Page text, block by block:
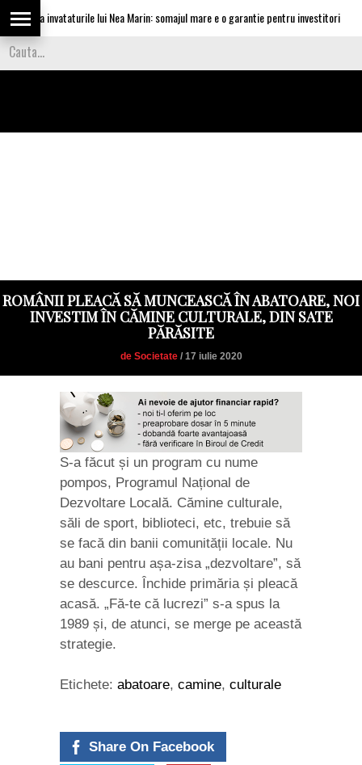
aplica invataturile lui Nea Marin: somajul mare e o garantie pentru investitori
ROMÂNII PLEACĂ SĂ MUNCEASCĂ ÎN ABATOARE, NOI
INVESTIM ÎN CĂMINE CULTURALE, DIN SATE
PĂRĂSITE
de Societate/ 17 iulie 2020
S-a făcut și un program cu nume
pompos, Programul Național de
Dezvoltare Locală. Cămine culturale,
săli de sport, biblioteci, etc, trebuie să
se facă din banii comunității locale. Nu
au bani pentru așa-zisa „dezvoltare”, să
se descurce. Închide primăria și pleacă
acasă. „Fă-te că lucrezi” s-a spus la
1989 și, de atunci, se merge pe această
strategie.
Etichete: abatoare, camine, culturale
Share On Facebook